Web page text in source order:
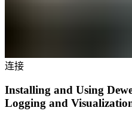
连接
Installing and Using
Logging and